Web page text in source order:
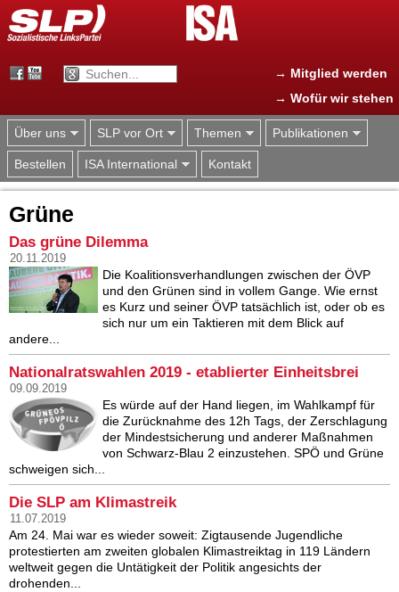
Jump to navigation
→ Mitglied werden
→ Wofür wir stehen
Über uns SLP vor Ort Themen Publikationen
Bestellen ISA International Kontakt
Grüne
Das grüne Dilemma
20.11.2019
Die Koalitionsverhandlungen zwischen der ÖVP
und den Grünen sind in vollem Gange. Wie ernst
es Kurz und seiner ÖVP tatsächlich ist, oder ob es
sich nur um ein Taktieren mit dem Blick auf
andere...
Nationalratswahlen 2019 - etablierter Einheitsbrei
09.09.2019
Es würde auf der Hand liegen, im Wahlkampf für
die Zurücknahme des 12h Tags, der Zerschlagung
der Mindestsicherung und anderer Maßnahmen
von Schwarz-Blau 2 einzustehen. SPÖ und Grüne
schweigen sich...
Die SLP am Klimastreik
11.07.2019
Am 24. Mai war es wieder soweit: Zigtausende Jugendliche
protestierten am zweiten globalen Klimastreiktag in 119 Ländern
weltweit gegen die Untätigkeit der Politik angesichts der
drohenden...